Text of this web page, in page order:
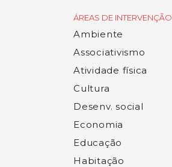
ÁREAS DE INTERVENÇÃO
Ambiente
Associativismo
Atividade física
Cultura
Desenv. social
Economia
Educação
Habitação